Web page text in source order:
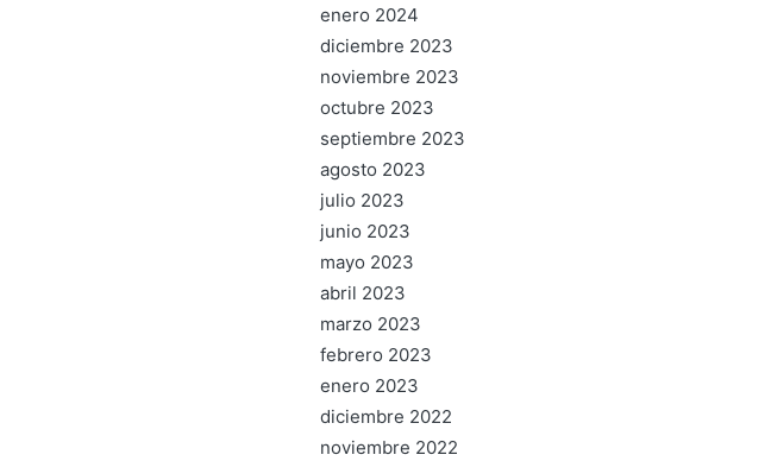
enero 2024
diciembre 2023
noviembre 2023
octubre 2023
septiembre 2023
agosto 2023
julio 2023
junio 2023
mayo 2023
abril 2023
marzo 2023
febrero 2023
enero 2023
diciembre 2022
noviembre 2022